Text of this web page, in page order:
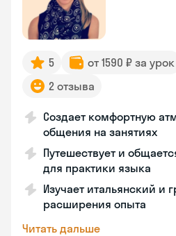
5 от 1590 ₽ за урок
2 отзыва
Создает комфортную
общения на занятиях
Путешествует и
для практики языка
Изучает итальянский и
расширения опыта
Читать дальше